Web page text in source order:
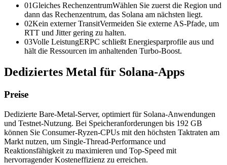
01Gleiches RechenzentrumWählen Sie zuerst die Region und
dann das Rechenzentrum, das Solana am nächsten liegt.
02Kein externer TransitVermeiden Sie externe AS-Pfade, um
RTT und Jitter gering zu halten.
03Volle LeistungERPC schließt Energiesparprofile aus und
hält die Ressourcen im anhaltenden Turbo-Boost.
Dediziertes Metal für Solana-Apps
Preise
Dedizierte Bare-Metal-Server, optimiert für Solana-Anwendungen
und Testnet-Nutzung. Bei Speicheranforderungen bis 192 GB
können Sie Consumer-Ryzen-CPUs mit den höchsten Taktraten am
Markt nutzen, um Single-Thread-Performance und
Reaktionsfähigkeit zu maximieren und Top-Speed mit
hervorragender Kosteneffizienz zu erreichen.